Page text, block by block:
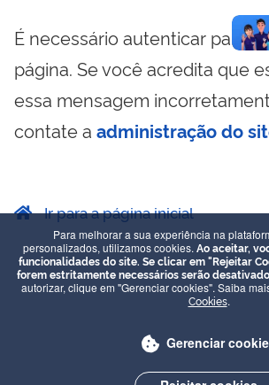
É necessário autenticar para
página. Se você acredita que
essa mensagem
contate a administração do
Ir para a página inicial
Para melhorar a sua experiência na
personalizados, utilizamos cookies. Ao aceitar,
funcionalidades do site. Se clicar em "Rejeitar
forem estritamente necessários serão
autorizar, clique em "Gerenciar cookies". Saiba
Cookies.
Gerenciar